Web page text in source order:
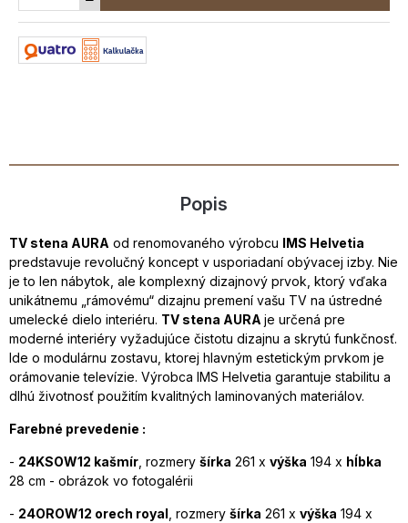
Popis
TV stena AURA od renomovaného výrobcu IMS Helvetia
predstavuje revolučný koncept v usporiadaní obývacej izby. Nie
je to len nábytok, ale komplexný dizajnový prvok, ktorý vďaka
unikátnemu „rámovému“ dizajnu premení vašu TV na ústredné
umelecké dielo interiéru. TV stena AURA je určená pre
moderné interiéry vyžadujúce čistotu dizajnu a skrytú funkčnosť.
Ide o modulárnu zostavu, ktorej hlavným estetickým prvkom je
orámovanie televízie. Výrobca IMS Helvetia garantuje stabilitu a
dlhú životnosť použitím kvalitných laminovaných materiálov.
Farebné prevedenie :
- 24KSOW12 kašmír , rozmery šírka 261 x výška 194 x hĺbka
28 cm - obrázok vo fotogalérii
- 24OROW12 orech royal , rozmery šírka 261 x výška 194 x